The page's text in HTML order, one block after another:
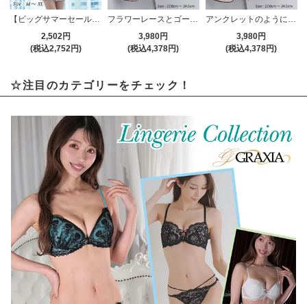
【ビッグサマーセール対象品】肌当たりがとても柔らかいルームウェア(ROOMWEAR)
2,502円
(税込2,752円)
フラワーレースとゴールドモチーフのオープントゥパンプス(CABARETSHOES)
3,980円
(税込4,378円)
アンクレットのようにビジューが輝くストラップサンダル(CABARETSHOES)
3,980円
(税込4,378円)
☆注目のカテゴリーをチェック！